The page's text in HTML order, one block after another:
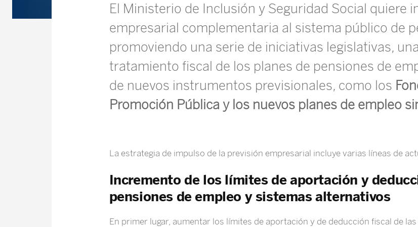
El Ministerio de Inclusión y Seguridad Social quiere
empresarial complementaria al sistema público de
promoviendo una serie de iniciativas legislativas,
tratamiento fiscal de los planes de pensiones de
de nuevos instrumentos previsionales, como los
Promoción Pública y los nuevos planes de empleo
La estrategia de impulso de la previsión empresarial incluye varias líneas de
Incremento de los límites de aportación y
pensiones de empleo y sistemas alternativos
En primer lugar, aumentar los límites de aportación y de deducción fiscal de